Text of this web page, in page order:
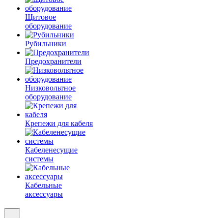
Щитовое
оборудование
Рубильники
Предохранители
Низковольтное
оборудование
Крепежи для кабеля
Кабеленесущие
системы
Кабельные
аксессуары